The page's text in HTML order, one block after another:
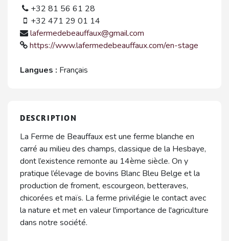
+32 81 56 61 28
+32 471 29 01 14
lafermedebeauffaux@gmail.com
https://www.lafermedebeauffaux.com/en-stage
Langues : Français
DESCRIPTION
La Ferme de Beauffaux est une ferme blanche en
carré au milieu des champs, classique de la Hesbaye,
dont l’existence remonte au 14ème siècle. On y
pratique l’élevage de bovins Blanc Bleu Belge et la
production de froment, escourgeon, betteraves,
chicorées et maïs. La ferme privilégie le contact avec
la nature et met en valeur l'importance de l'agriculture
dans notre société.